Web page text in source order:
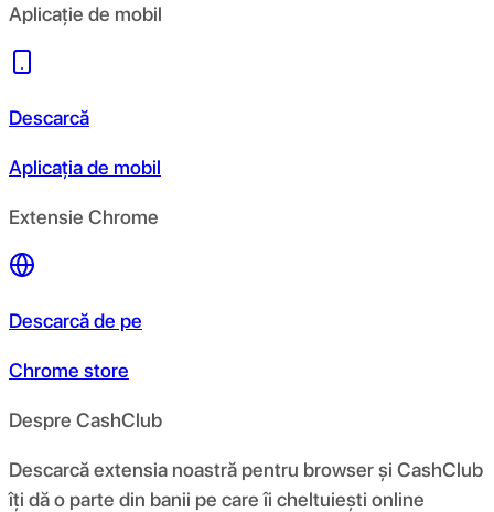
Aplicație de mobil
Descarcă
Aplicația de mobil
Extensie Chrome
Descarcă de pe
Chrome store
Despre CashClub
Descarcă extensia noastră pentru browser și CashClub
îți dă o parte din banii pe care îi cheltuiești online